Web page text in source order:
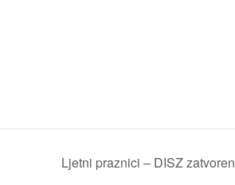
Ljetni praznici – DISZ zatvoren